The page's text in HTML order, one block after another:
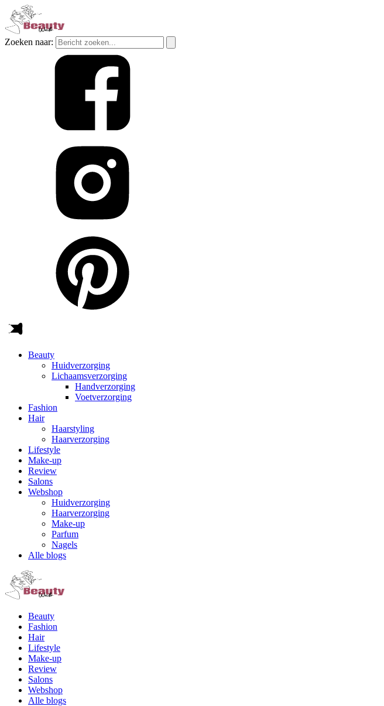
Zoeken naar:
Beauty
Huidverzorging
Lichaamsverzorging
Handverzorging
Voetverzorging
Fashion
Hair
Haarstyling
Haarverzorging
Lifestyle
Make-up
Review
Salons
Webshop
Huidverzorging
Haarverzorging
Make-up
Parfum
Nagels
Alle blogs
Beauty
Fashion
Hair
Lifestyle
Make-up
Review
Salons
Webshop
Alle blogs